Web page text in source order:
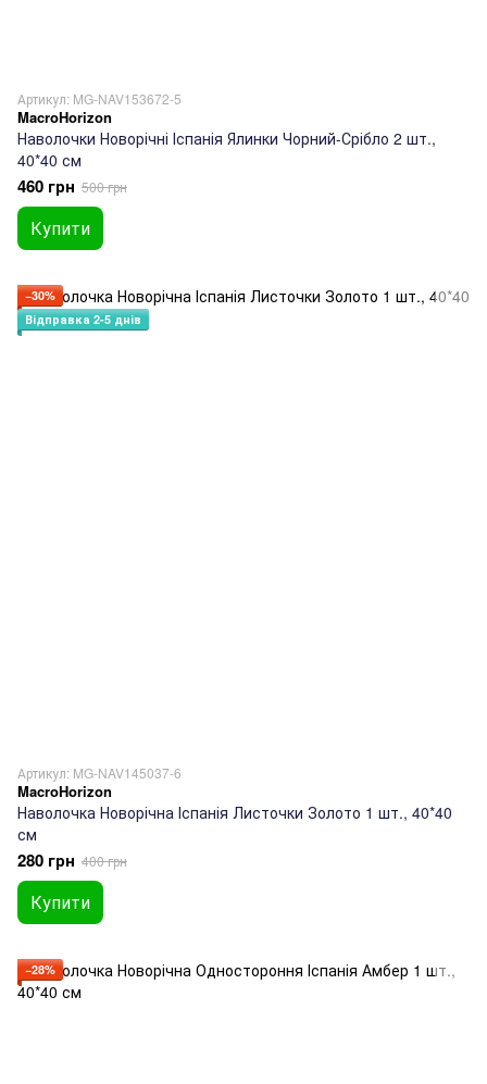
Артикул: MG-NAV153672-5
MacroHorizon
Наволочки Новорічні Іспанія Ялинки Чорний-Срібло 2 шт.,
40*40 см
460 грн 500 грн
Купити
−30%
Відправка 2-5 днів
Артикул: MG-NAV145037-6
MacroHorizon
Наволочка Новорічна Іспанія Листочки Золото 1 шт., 40*40
см
280 грн 400 грн
Купити
−28%